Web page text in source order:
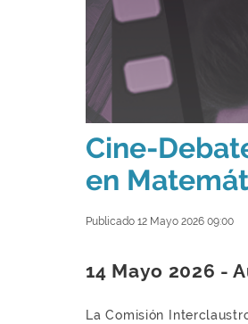
Cine-
en
Publicado 12 Mayo 2026 09:00
14 Mayo 2026 -
La Comisión